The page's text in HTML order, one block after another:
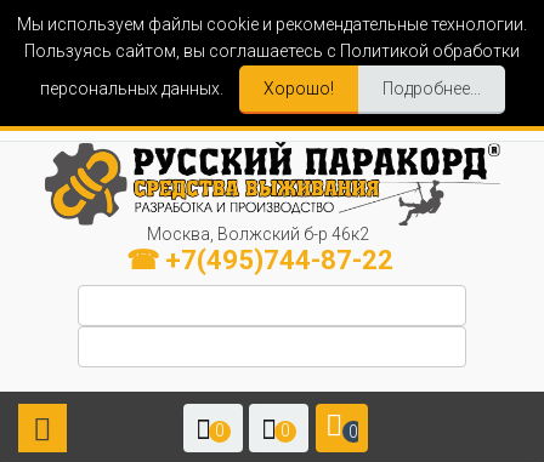
Мы используем файлы cookie и рекомендательные технологии.
Пользуясь сайтом, вы соглашаетесь с Политикой обработки
персональных данных.
Хорошо! Подробнее...
Москва, Волжский б-р 46к2
☎ +7(495)744-87-22
0 0 0